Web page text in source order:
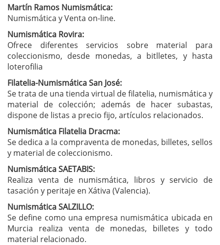
Martín Ramos Numismática:
Numismática y Venta on-line.
Numismática Rovira:
Ofrece diferentes servicios sobre material para
coleccionismo, desde monedas, a bitlletes, y hasta
loterofilia
Filatelia-Numismática San José:
Se trata de una tienda virtual de filatelia, numismática y
material de colección; además de hacer subastas,
dispone de listas a precio fijo, artículos relacionados.
Numismática Filatelia Dracma:
Se dedica a la compraventa de monedas, billetes, sellos
y material de coleccionismo.
Numismática SAETABIS:
Realiza venta de numismática, libros y servicio de
tasación y peritaje en Xátiva (Valencia).
Numismática SALZILLO:
Se define como una empresa numismática ubicada en
Murcia realiza venta de monedas, billetes y todo
material relacionado.